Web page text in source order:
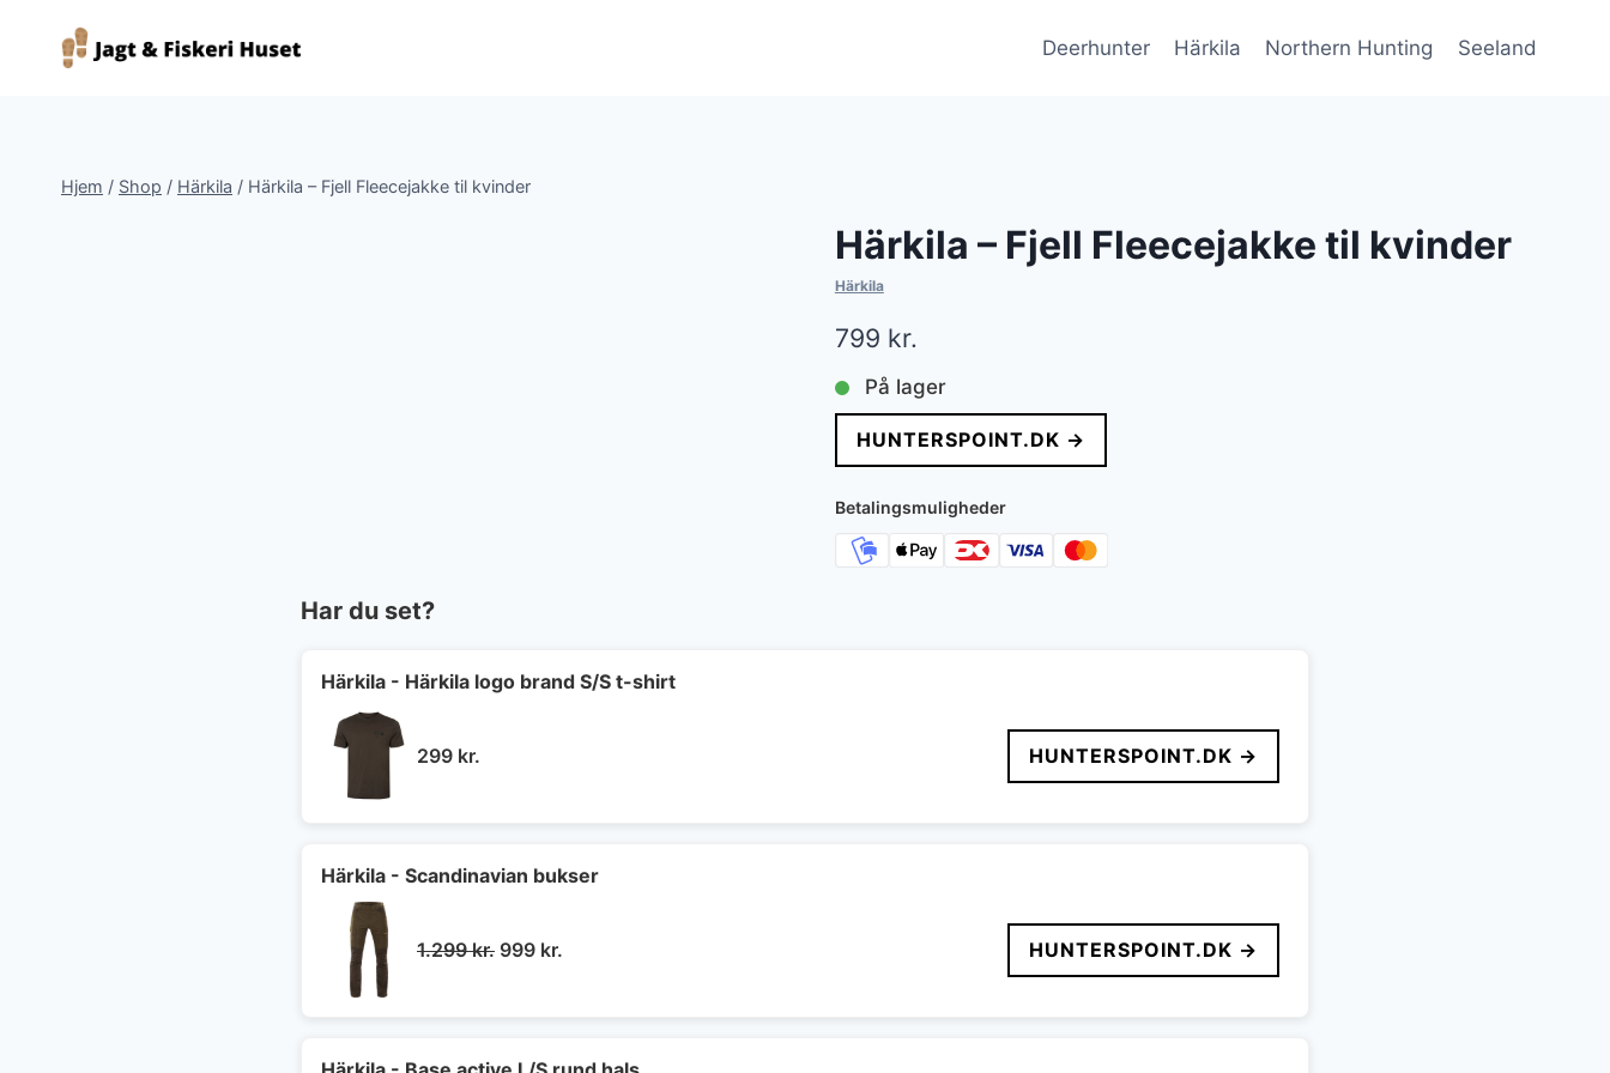
Deerhunter Härkila Northern Hunting Seeland
Hjem / Shop / Härkila / Härkila – Fjell Fleecejakke til kvinder
Härkila – Fjell Fleecejakke til kvinder
Härkila
799 kr.
På lager
HUNTERSPOINT.DK →
Betalingsmuligheder
Har du set?
Härkila - Härkila logo brand S/S t-shirt
299 kr. HUNTERSPOINT.DK →
Härkila - Scandinavian bukser
1.299kr. Den
1.299 kr..
999 kr.
999 kr..
HUNTERSPOINT.DK →